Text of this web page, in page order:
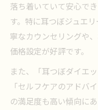
落ち着いていて安心で
す。特に耳つぼジュエ
寧なカウンセリングや
価格設定が好評です。
また、「耳つぼダイエ
「セルフケアのアドバ
の満足度も高い傾向に